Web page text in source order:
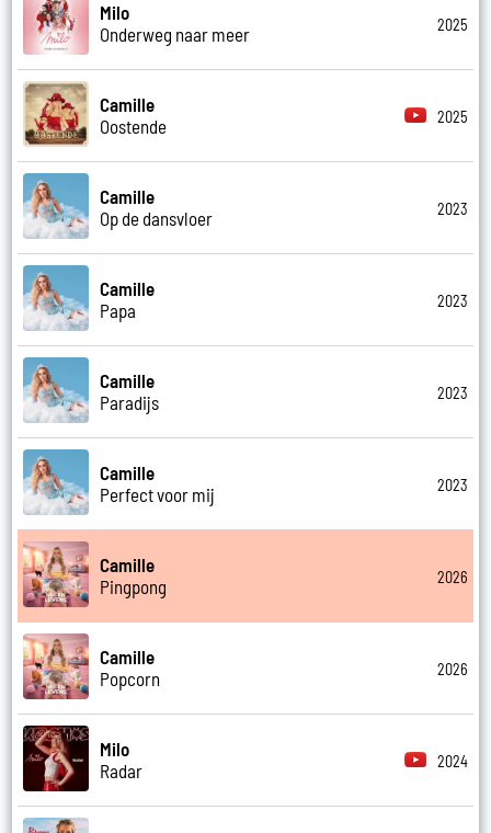
Milo
Onderweg naar meer
2025
Camille
Oostende
2025
Camille
Op de dansvloer
2023
Camille
Papa
2023
Camille
Paradijs
2023
Camille
Perfect voor mij
2023
Camille
Pingpong
2026
Camille
Popcorn
2026
Milo
Radar
2024